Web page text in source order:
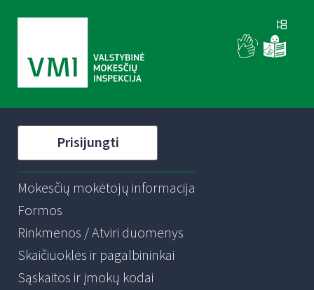
Prisijungti
Mokesčių mokėtojų informacija
Formos
Rinkmenos / Atviri duomenys
Skaičiuoklės ir pagalbininkai
Sąskaitos ir įmokų kodai